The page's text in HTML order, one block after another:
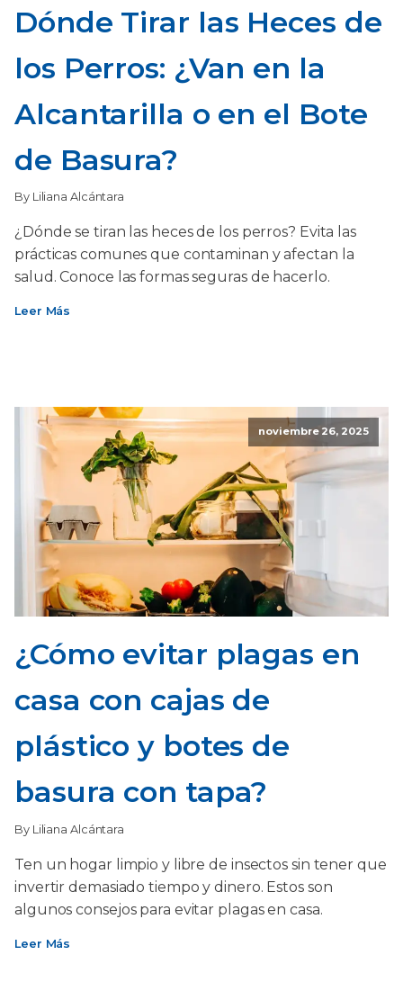
Dónde Tirar las Heces de
los Perros: ¿Van en la
Alcantarilla o en el Bote
de Basura?
By Liliana Alcántara
¿Dónde se tiran las heces de los perros? Evita las
prácticas comunes que contaminan y afectan la
salud. Conoce las formas seguras de hacerlo.
Leer Más
noviembre 26, 2025
¿Cómo evitar plagas en
casa con cajas de
plástico y botes de
basura con tapa?
By Liliana Alcántara
Ten un hogar limpio y libre de insectos sin tener que
invertir demasiado tiempo y dinero. Estos son
algunos consejos para evitar plagas en casa.
Leer Más